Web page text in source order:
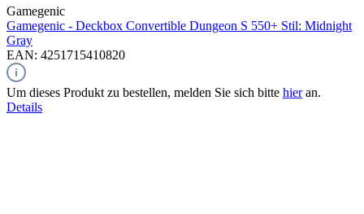
Gamegenic
Gamegenic - Deckbox Convertible Dungeon S 550+ Stil: Midnight
Gray
EAN: 4251715410820
Um dieses Produkt zu bestellen, melden Sie sich bitte hieran.
Details